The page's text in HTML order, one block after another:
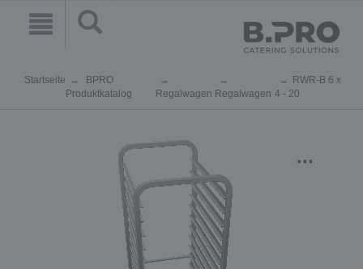
Startseite
BPRO
Produktkatalog
Regalwagen Regalwagen
RWR-B 6 x
4 - 20
...